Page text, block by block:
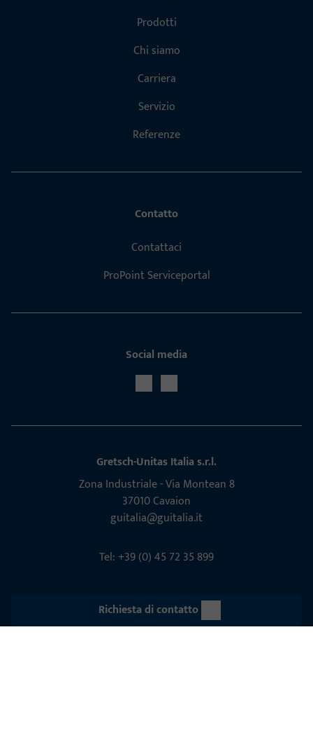
Prodotti
Chi siamo
Carriera
Servizio
Referenze
Contatto
Contattaci
ProPoint Serviceportal
Social media
Gretsch-Unitas Italia s.r.l.
Zona Indu­s­triale - Via Mon­tean 8
37010 Cavaion
guitalia@guitalia.it
Tel: +39 (0) 45 72 35 899
Richiesta di contatto